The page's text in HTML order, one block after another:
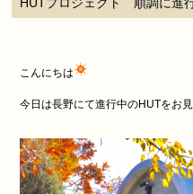
こんにちは
今日は長野にて進行中のHUTをお